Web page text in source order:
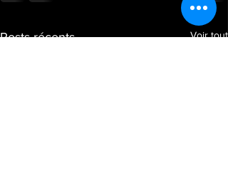
Posts récents Voir tout